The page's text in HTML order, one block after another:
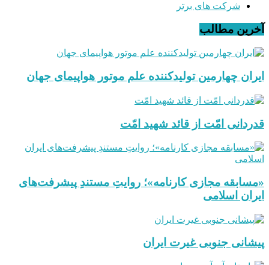
شرکت های برتر
آخرین مطالب
ایران چهارمین تولیدکننده علم موتور هواپیمای جهان
قدردانی امّت از قائد شهید امّت
«مسابقه مجازی کارنامه»؛ روایتِ مستندِ پیشرفت‌های
ایران اسلامی
پیشانی جنوبی غیرت ایران